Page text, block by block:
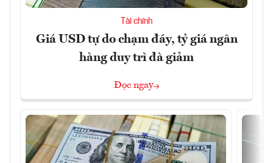
Tài chính
Giá USD tự do chạm đáy, tỷ giá ngân
hàng duy trì đà giảm
Đọc ngay